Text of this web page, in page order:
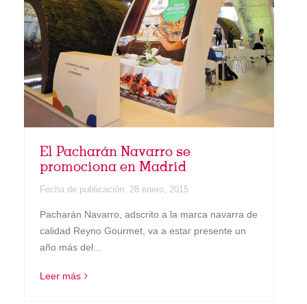
El Pacharán Navarro se
promociona en Madrid
Fecha de publicación: 28 enero, 2015
Pacharán Navarro, adscrito a la marca navarra de
calidad Reyno Gourmet, va a estar presente un
año más del...
Leer más